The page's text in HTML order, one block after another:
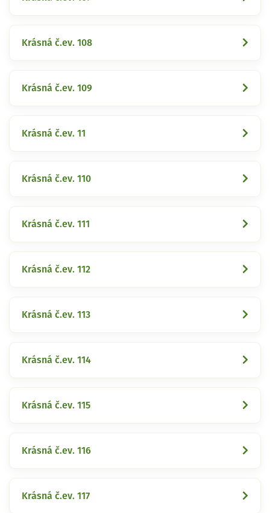
Krásná č.ev. 108
Krásná č.ev. 109
Krásná č.ev. 11
Krásná č.ev. 110
Krásná č.ev. 111
Krásná č.ev. 112
Krásná č.ev. 113
Krásná č.ev. 114
Krásná č.ev. 115
Krásná č.ev. 116
Krásná č.ev. 117